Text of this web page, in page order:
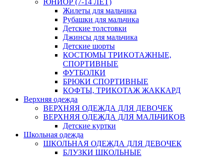
ЮНИОР (7-14 ЛЕТ)
Жилеты для мальчика
Рубашки для мальчика
Детские толстовки
Джинсы для мальчика
Детские шорты
КОСТЮМЫ ТРИКОТАЖНЫЕ,
СПОРТИВНЫЕ
ФУТБОЛКИ
БРЮКИ СПОРТИВНЫЕ
КОФТЫ, ТРИКОТАЖ ЖАККАРД
Верхняя одежда
ВЕРХНЯЯ ОДЕЖДА ДЛЯ ДЕВОЧЕК
ВЕРХНЯЯ ОДЕЖДА ДЛЯ МАЛЬЧИКОВ
Детские куртки
Школьная одежда
ШКОЛЬНАЯ ОДЕЖДА ДЛЯ ДЕВОЧЕК
БЛУЗКИ ШКОЛЬНЫЕ